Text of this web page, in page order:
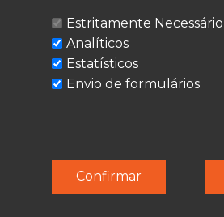
Política de Privacidade
Termos de Utilização
Cookies
© Techolder. Todos os direitos
SmashLine
Estritamente Necessário
Analíticos
Estatísticos
Envio de formulários
Confirmar